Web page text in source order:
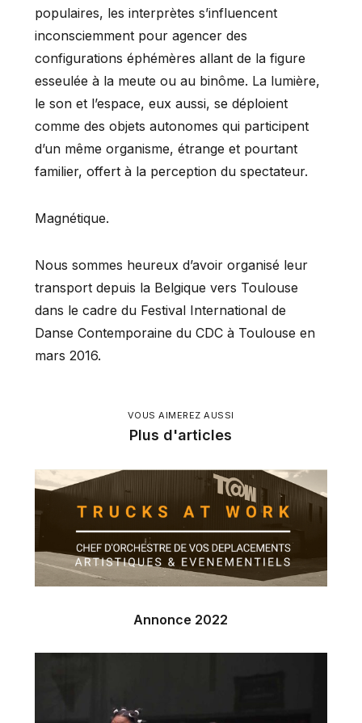
populaires, les interprètes s’influencent
inconsciemment pour agencer des
configurations éphémères allant de la figure
esseulée à la meute ou au binôme. La lumière,
le son et l’espace, eux aussi, se déploient
comme des objets autonomes qui participent
d’un même organisme, étrange et pourtant
familier, offert à la perception du spectateur.
Magnétique.
Nous sommes heureux d’avoir organisé leur
transport depuis la Belgique vers Toulouse
dans le cadre du Festival International de
Danse Contemporaine du CDC à Toulouse en
mars 2016.
VOUS AIMEREZ AUSSI
Plus d'articles
Annonce 2022